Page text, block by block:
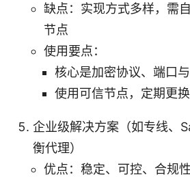
缺点：实现方式多样，需
节点
使用要点：
核心是加密协议、端口
使用可信节点，定期更
企业级解决方案（如专线、
衡代理）
优点：稳定、可控、合规